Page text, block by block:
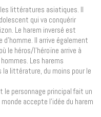
littératures asiatiques. Il
qui va conquérir
Le harem inversé est
Il arrive également
le héros/l’héroïne arrive à
Les harems
littérature, du moins pour le
le personnage principal fait un
accepte l’idée du harem